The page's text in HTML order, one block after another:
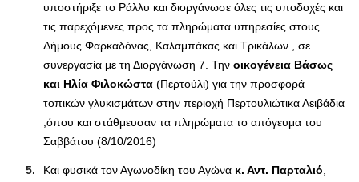
υποστήριξε το Ράλλυ και διοργάνωσε όλες τις υποδοχές και
τις παρεχόμενες προς τα πληρώματα υπηρεσίες στους
Δήμους Φαρκαδόνας, Καλαμπάκας και Τρικάλων , σε
συνεργασία με τη Διοργάνωση 7. Την οικογένεια Βάσως
και Ηλία Φιλοκώστα (Περτούλι) για την προσφορά
τοπικών γλυκισμάτων στην περιοχή Περτουλιώτικα Λειβάδια
,όπου και στάθμευσαν τα πληρώματα το απόγευμα του
Σαββάτου (8/10/2016)
Και φυσικά τον Αγωνοδίκη του Αγώνα κ. Αντ. Παρταλιό,